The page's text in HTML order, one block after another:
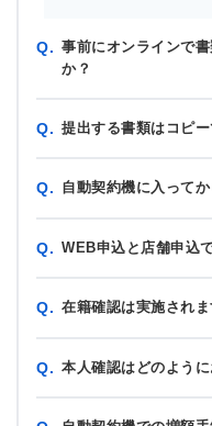
Q. 事前にオンラインで
か？
Q. 提出する書類はコピ
Q. 自動契約機に入って
Q. WEB申込と店舗申込
Q. 在籍確認は実施されま
Q. 本人確認はどのよう